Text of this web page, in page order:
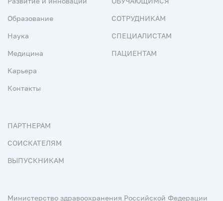
Образование
Наука
Медицина
Карьера
Контакты
СОТРУДНИКАМ
СПЕЦИАЛИСТАМ
ПАЦИЕНТАМ
ПАРТНЕРАМ
СОИСКАТЕЛЯМ
ВЫПУСКНИКАМ
Министерство здравоохранения Российской Федерации